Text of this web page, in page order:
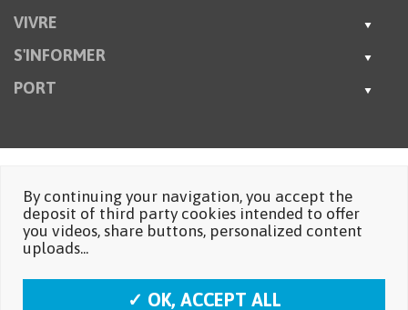
VIVRE
S'INFORMER
PORT
By continuing your navigation, you accept the
deposit of third party cookies intended to offer
you videos, share buttons, personalized content
uploads...
✓ OK, ACCEPT ALL